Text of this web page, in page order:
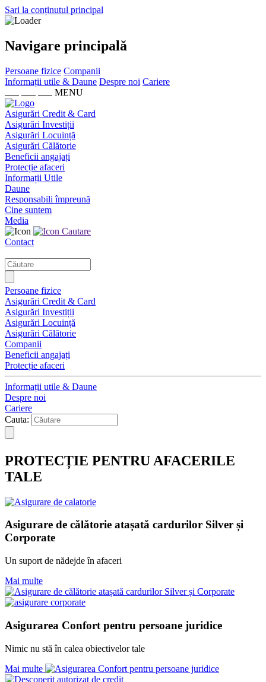
Sari la conținutul principal
Navigare principală
Persoane fizice Companii
Informații utile & Daune Despre noi Cariere
MENU
Asigurări Credit & Card
Asigurări Investiții
Asigurări Locuință
Asigurări Călătorie
Beneficii angajați
Protecție afaceri
Informații Utile
Daune
Responsabili împreună
Cine suntem
Media
Cautare
Contact
Persoane fizice
Asigurări Credit & Card
Asigurări Investiții
Asigurări Locuință
Asigurări Călătorie
Companii
Beneficii angajați
Protecție afaceri
Informații utile & Daune
Despre noi
Cariere
Cauta:
PROTECȚIE PENTRU AFACERILE
TALE
Asigurare de călătorie atașată cardurilor Silver și
Corporate
Un suport de nădejde în afaceri
Mai multe
Asigurarea Confort pentru persoane juridice
Nimic nu stă în calea obiectivelor tale
Mai multe